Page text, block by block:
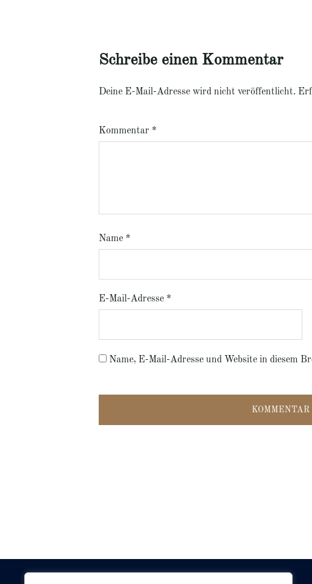
Schreibe einen Kommentar
Deine E-Mail-Adresse wird nicht veröffentlicht.
Kommentar *
Name *
E-Mail-Adresse *
Name, E-Mail-Adresse und Website in diesem